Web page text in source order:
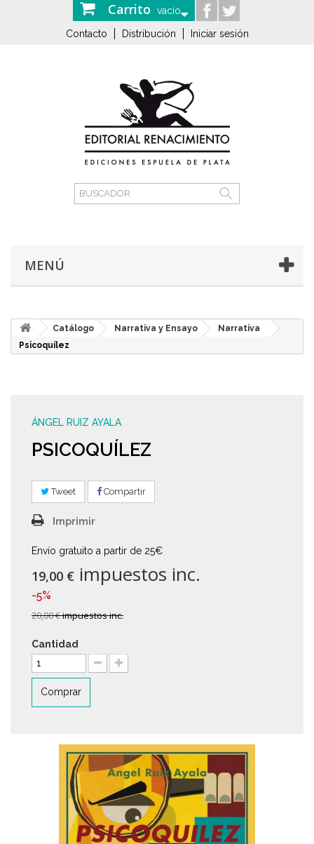
Carrito vacío
Contacto Distribución Iniciar sesión
MENÚ
Catálogo Narrativa y Ensayo
Narrativa
Psicoquílez
ÁNGEL RUIZ AYALA
PSICOQUÍLEZ
Tweet Compartir
Imprimir
Envío gratuito a partir de 25€
19,00 € impuestos inc.
-5%
20,00 €impuestos inc.
Cantidad
Comprar